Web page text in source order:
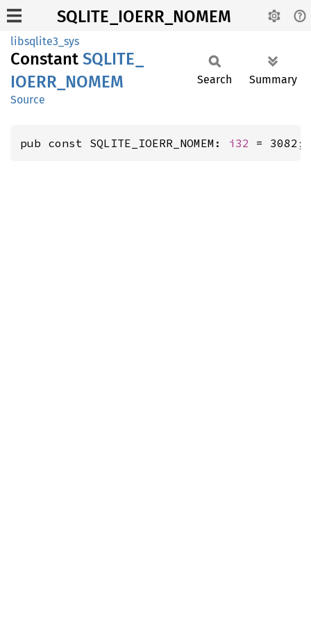
SQLITE_IOERR_NOMEM
libsqlite3_sys
Constant SQLITE_
IOERR_ NOMEM
Source
Search Summary
pub const SQLITE_IOERR_NOMEM: i32 = 3082;